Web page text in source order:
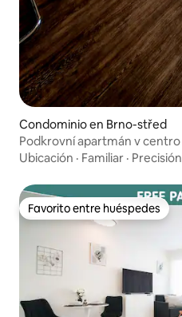
Condominio en Brno-střed
Podkrovní apartmán v centro
Ubicación · Familiar · Precisión
Favorito entre huéspedes
Favorito entre huéspedes